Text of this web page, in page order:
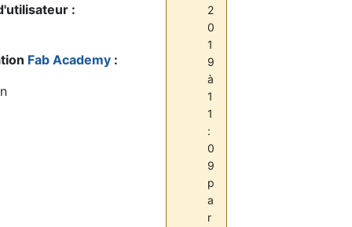
2
0
1
9
à
1
1
:
0
9
p
a
r
:
Fab Academy :